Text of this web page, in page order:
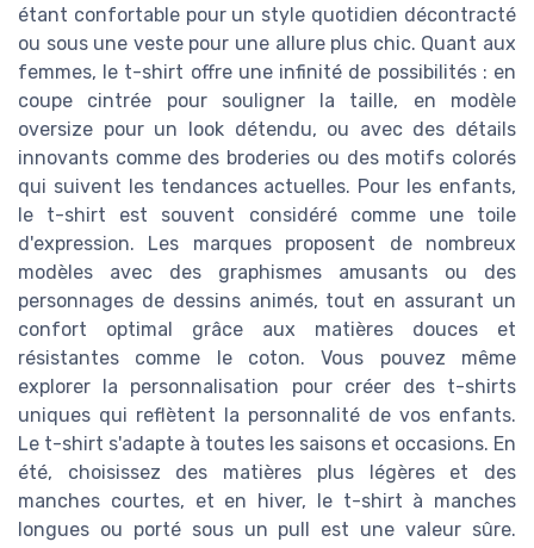
étant confortable pour un style quotidien décontracté
ou sous une veste pour une allure plus chic. Quant aux
femmes, le t-shirt offre une infinité de possibilités : en
coupe cintrée pour souligner la taille, en modèle
oversize pour un look détendu, ou avec des détails
innovants comme des broderies ou des motifs colorés
qui suivent les tendances actuelles. Pour les enfants,
le t-shirt est souvent considéré comme une toile
d'expression. Les marques proposent de nombreux
modèles avec des graphismes amusants ou des
personnages de dessins animés, tout en assurant un
confort optimal grâce aux matières douces et
résistantes comme le coton. Vous pouvez même
explorer la personnalisation pour créer des t-shirts
uniques qui reflètent la personnalité de vos enfants.
Le t-shirt s'adapte à toutes les saisons et occasions. En
été, choisissez des matières plus légères et des
manches courtes, et en hiver, le t-shirt à manches
longues ou porté sous un pull est une valeur sûre.